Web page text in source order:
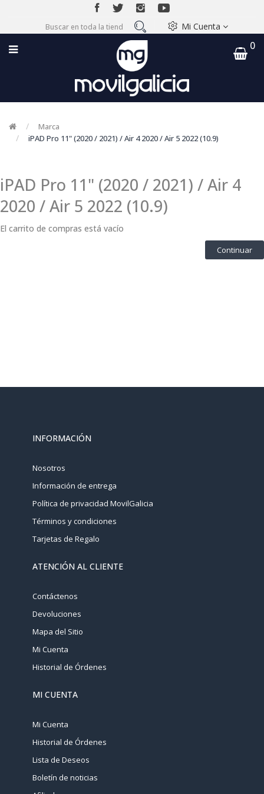
Mi Cuenta
0
Marca
iPAD Pro 11" (2020 / 2021) / Air 4 2020 / Air 5 2022 (10.9)
iPAD Pro 11" (2020 / 2021) / Air 4
2020 / Air 5 2022 (10.9)
El carrito de compras está vacío
Continuar
INFORMACIÓN
Nosotros
Información de entrega
Política de privacidad MovilGalicia
Términos y condiciones
Tarjetas de Regalo
ATENCIÓN AL CLIENTE
Contáctenos
Devoluciones
Mapa del Sitio
Mi Cuenta
Historial de Órdenes
MI CUENTA
Mi Cuenta
Historial de Órdenes
Lista de Deseos
Boletín de noticias